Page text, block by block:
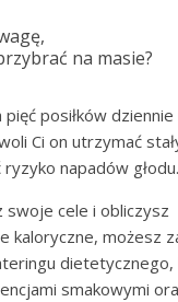
na masie?
pięć posiłków
Ci on utrzymać
napadów głodu.
swoje cele i obliczysz
kaloryczne, możesz
dietetycznego,
smakowymi